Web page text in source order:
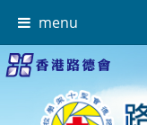
menu